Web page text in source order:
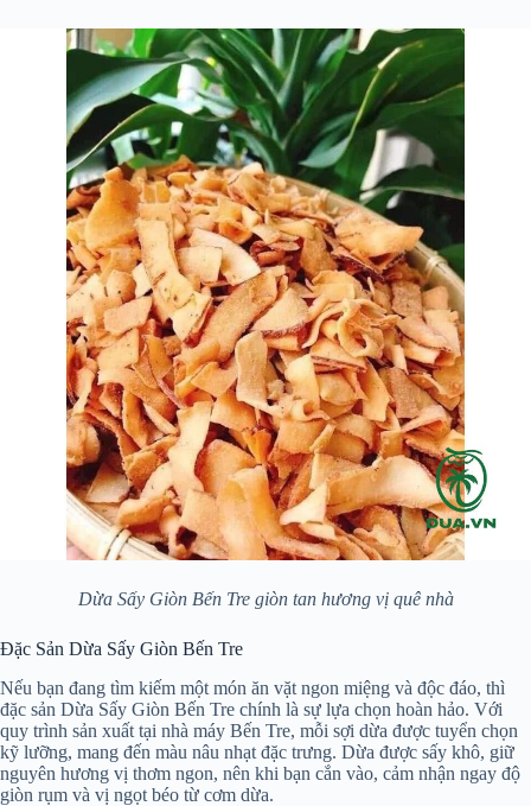
Dừa Sấy Giòn Bến Tre giòn tan hương vị quê nhà
Đặc Sản Dừa Sấy Giòn Bến Tre
Nếu bạn đang tìm kiếm một món ăn vặt ngon miệng và độc đáo, thì
đặc sản Dừa Sấy Giòn Bến Tre chính là sự lựa chọn hoàn hảo. Với
quy trình sản xuất tại nhà máy Bến Tre, mỗi sợi dừa được tuyển chọn
kỹ lưỡng, mang đến màu nâu nhạt đặc trưng. Dừa được sấy khô, giữ
nguyên hương vị thơm ngon, nên khi bạn cắn vào, cảm nhận ngay độ
giòn rụm và vị ngọt béo từ cơm dừa.